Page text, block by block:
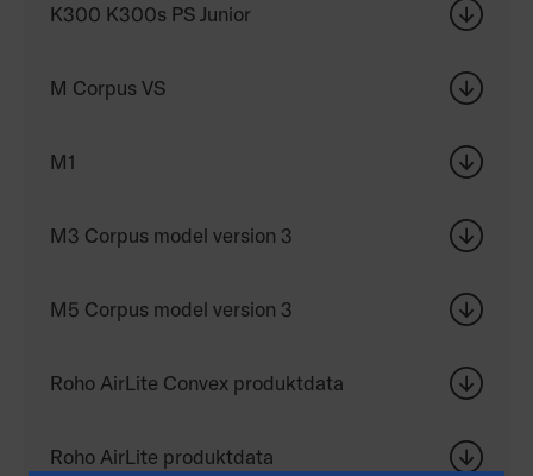
K300 K300s PS Junior
M Corpus VS
M1
M3 Corpus model version 3
M5 Corpus model version 3
Roho AirLite Convex produktdata
Roho AirLite produktdata